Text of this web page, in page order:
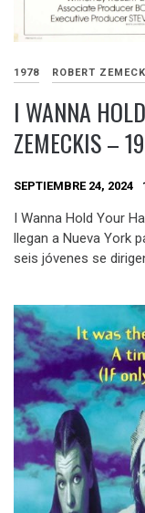
1978 ROBERT
I WANNA
ZEMECKIS –
SEPTIEMBRE 24, 2024
I Wanna Hold Your
llegan a Nueva York
seis jóvenes se